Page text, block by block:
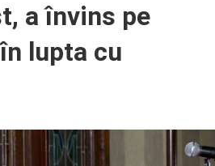
a învins pe
lupta cu